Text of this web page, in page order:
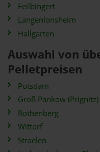
Feilbingert
Langenlonsheim
Hallgarten
Auswahl von
Pelletpreisen
Potsdam
Groß Pankow (Prignitz)
Rothenberg
Wittorf
Straelen